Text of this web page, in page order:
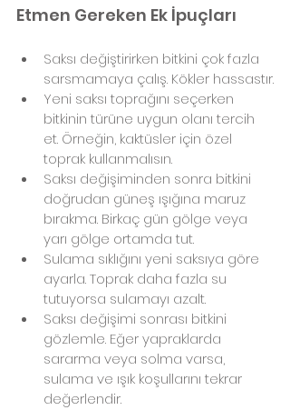
Etmen Gereken Ek İpuçları
Saksı değiştirirken bitkini çok fazla
sarsmamaya çalış. Kökler hassastır.
Yeni saksı toprağını seçerken
bitkinin türüne uygun olanı tercih
et. Örneğin, kaktüsler için özel
toprak kullanmalısın.
Saksı değişiminden sonra bitkini
doğrudan güneş ışığına maruz
bırakma. Birkaç gün gölge veya
yarı gölge ortamda tut.
Sulama sıklığını yeni saksıya göre
ayarla. Toprak daha fazla su
tutuyorsa sulamayı azalt.
Saksı değişimi sonrası bitkini
gözlemle. Eğer yapraklarda
sararma veya solma varsa,
sulama ve ışık koşullarını tekrar
değerlendir.